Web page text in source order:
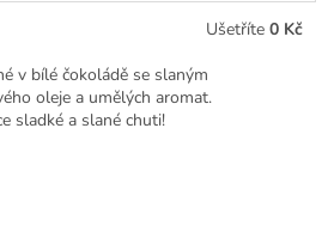
Ušetříte 0 Kč
v bílé čokoládě se slaným
oleje a umělých aromat.
sladké a slané chuti!